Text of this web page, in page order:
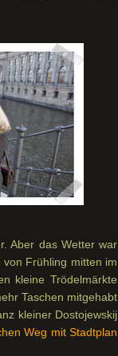
Aber das Wetter war
Frühling mitten im
kleine Trödelmärkte
Taschen mitgehabt
kleiner Dostojewskij
Weg mit Stadtplan